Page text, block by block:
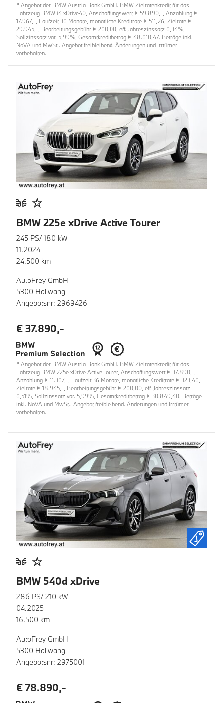
* Angebot der BMW Austria Bank GmbH. BMW Zielratenkredit für das
Fahrzeug BMW i4 xDrive40, Anschaffungswert € 59.890,-, Anzahlung €
17.967,-, Laufzeit 36 Monate, monatliche Kreditrate € 511,26, Zielrate €
29.945,-, Bearbeitungsgebühr € 260,00, eff. Jahreszinssatz 6,34%,
Sollzinssatz var. 5,99%, Gesamtkreditbetrag € 48.610,47. Beträge inkl.
NoVA und MwSt.. Angebot freibleibend. Änderungen und Irrtümer
vorbehalten.
BMW 225e xDrive Active Tourer
245 PS/ 180 kW
11.2024
24.500 km
AutoFrey GmbH
5300 Hallwang
Angebotsnr: 2969426
€ 37.890,-
* Angebot der BMW Austria Bank GmbH. BMW Zielratenkredit für das
Fahrzeug BMW 225e xDrive Active Tourer, Anschaffungswert € 37.890,-,
Anzahlung € 11.367,-, Laufzeit 36 Monate, monatliche Kreditrate € 323,46,
Zielrate € 18.945,-, Bearbeitungsgebühr € 260,00, eff. Jahreszinssatz
6,51%, Sollzinssatz var. 5,99%, Gesamtkreditbetrag € 30.849,40. Beträge
inkl. NoVA und MwSt.. Angebot freibleibend. Änderungen und Irrtümer
vorbehalten.
BMW 540d xDrive
286 PS/ 210 kW
04.2025
16.500 km
AutoFrey GmbH
5300 Hallwang
Angebotsnr: 2975001
€ 78.890,-